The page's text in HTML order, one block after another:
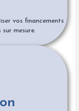
vos financements
mesure.